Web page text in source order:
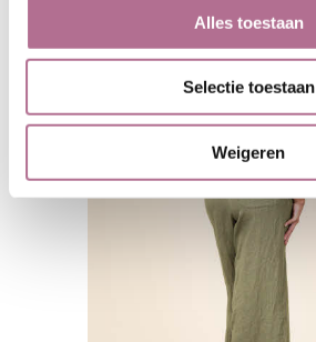
Alles toestaan
Selectie toestaan
Weigeren